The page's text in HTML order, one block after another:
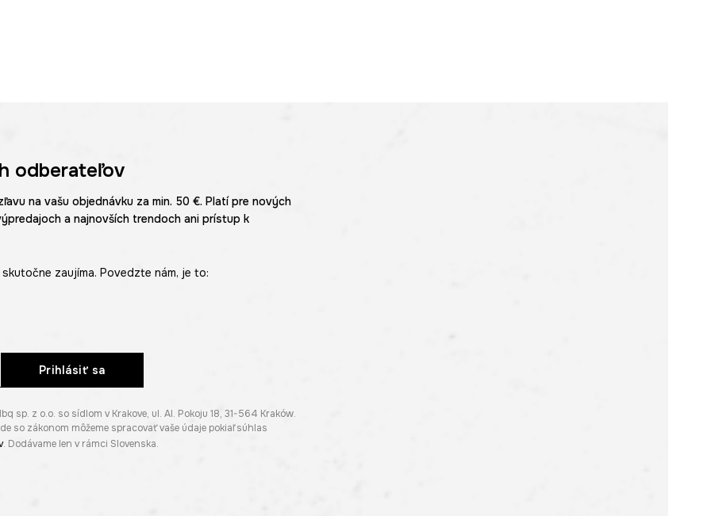
odberateľov
na vašu objednávku za min. 50 €. Platí pre nových
a najnovších trendoch ani prístup k
zaujíma. Povedzte nám, je to:
Prihlásiť sa
z o.o. so sídlom v Krakove, ul. Al. Pokoju 18, 31-564 Kraków.
so zákonom môžeme spracovať vaše údaje pokiaľ súhlas
. Dodávame len v rámci Slovenska.